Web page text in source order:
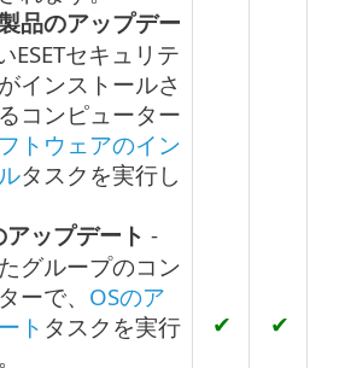
品のアップデー
ESETセキュリテ
インストールさ
コンピューター
トウェアのイン
タスクを実行し
アップデート -
グループのコン
ーで、 OSのア
ト タスクを実行
✔ ✔